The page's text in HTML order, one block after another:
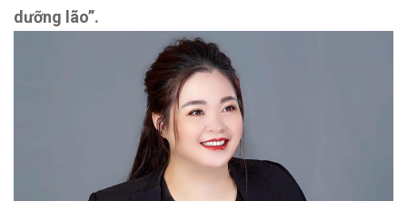
dưỡng lão”.